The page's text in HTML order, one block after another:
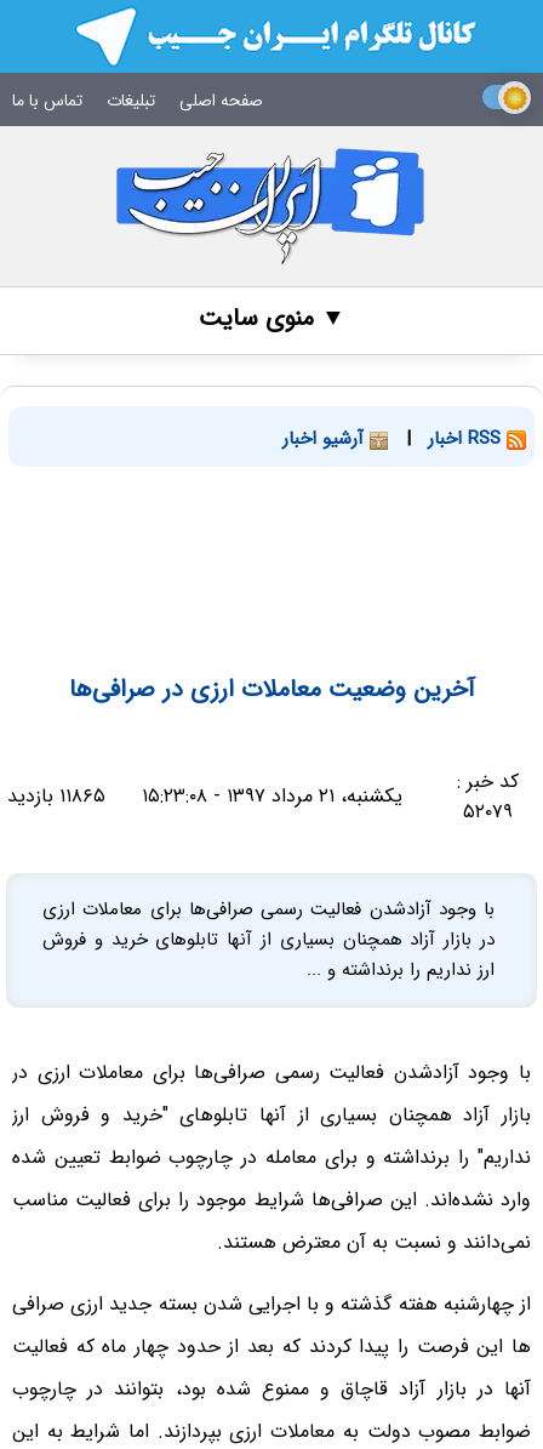
صفحه اصلی تبلیغات تماس با ما
▼ منوی سایت
| آرشیو اخبار
آخرین وضعیت معاملات ارزی در صرافی‌ها
کد خبر :
۵۲۰۷۹
یکشنبه، ۲۱ مرداد ۱۳۹۷ - ۱۵:۲۳:۰۸ ۱۱۸۶۵ بازدید
با وجود آزادشدن فعالیت رسمی صرافی‌ها برای معاملات ارزی
در بازار آزاد همچنان بسیاری از آنها تابلوهای خرید و فروش
ارز نداریم را برنداشته و ...
با وجود آزادشدن فعالیت رسمی صرافی‌ها برای معاملات ارزی در
بازار آزاد همچنان بسیاری از آنها تابلوهای "خرید و فروش ارز
نداریم" را برنداشته و برای معامله در چارچوب ضوابط تعیین شده
وارد نشده‌اند. این صرافی‌ها شرایط موجود را برای فعالیت مناسب
نمی‌دانند و نسبت به آن معترض‌ هستند.
از چهارشنبه هفته گذشته و با اجرایی شدن بسته جدید ارزی صرافی
ها این فرصت را پیدا کردند که بعد از حدود چهار ماه که فعالیت
آنها در بازار آزاد قاچاق و ممنوع شده بود، بتوانند در چارچوب
ضوابط مصوب دولت به معاملات ارزی بپردازند. اما شرایط به این